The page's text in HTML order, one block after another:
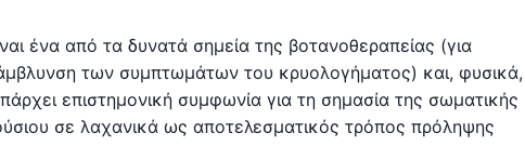
ένα από τα δυνατά σημεία της βοτανοθεραπείας (για
των συμπτωμάτων του κρυολογήματος) και, φυσικά,
επιστημονική συμφωνία για τη σημασία της σωματικής
σε λαχανικά ως αποτελεσματικός τρόπος πρόληψης